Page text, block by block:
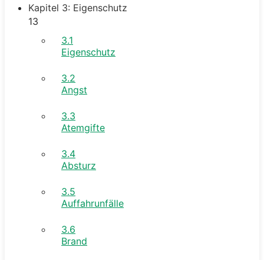
Kapitel 3: Eigenschutz
13
3.1
Eigenschutz
3.2
Angst
3.3
Atemgifte
3.4
Absturz
3.5
Auffahrunfälle
3.6
Brand